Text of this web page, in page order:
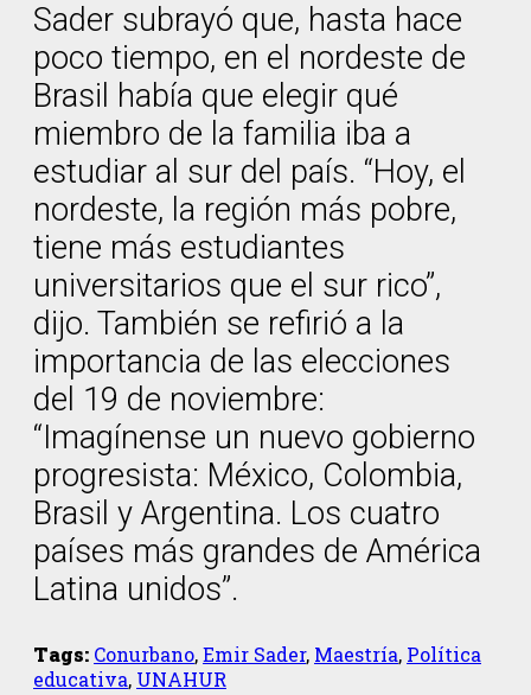
Sader subrayó que, hasta hace
poco tiempo, en el nordeste de
Brasil había que elegir qué
miembro de la familia iba a
estudiar al sur del país. “Hoy, el
nordeste, la región más pobre,
tiene más estudiantes
universitarios que el sur rico”,
dijo. También se refirió a la
importancia de las elecciones
del 19 de noviembre:
“Imagínense un nuevo gobierno
progresista: México, Colombia,
Brasil y Argentina. Los cuatro
países más grandes de América
Latina unidos”.
Tags: Conurbano,Emir Sader, Maestría, Política
educativa, UNAHUR